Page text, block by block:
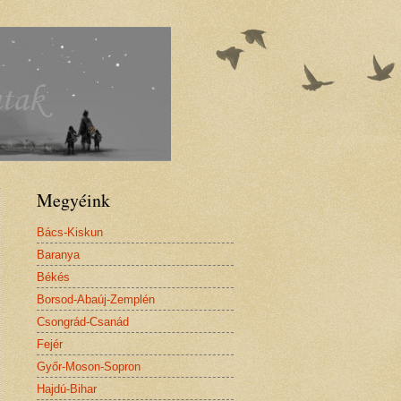
Megyéink
Bács-Kiskun
Baranya
Békés
Borsod-Abaúj-Zemplén
Csongrád-Csanád
Fejér
Győr-Moson-Sopron
Hajdú-Bihar